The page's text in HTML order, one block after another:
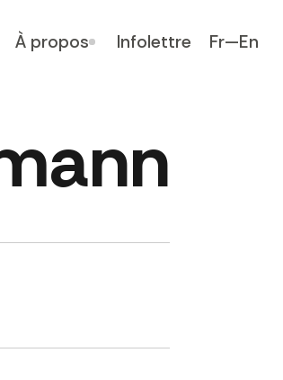
À propos Infolettre Fr—En